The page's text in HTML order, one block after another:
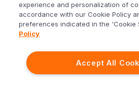
Siga o Inter
Baixe o app
experience and personalization of
accordance with our Cookie Policy
preferences indicated in the 'Cookie
Policy
Accept All